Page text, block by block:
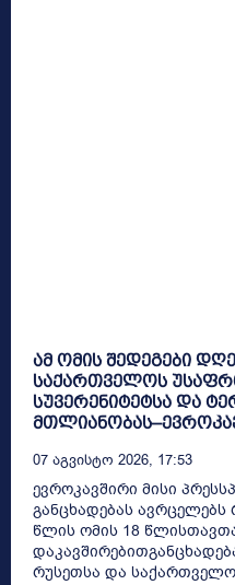
ამ ომის შედეგები
საქართველოს
სუვერენიტეტსა და
07 Აგვისტო 2026, 17:53
ევროკავშირი მისი
განცხადებას
წლის ომის 18
რუსეთსა და